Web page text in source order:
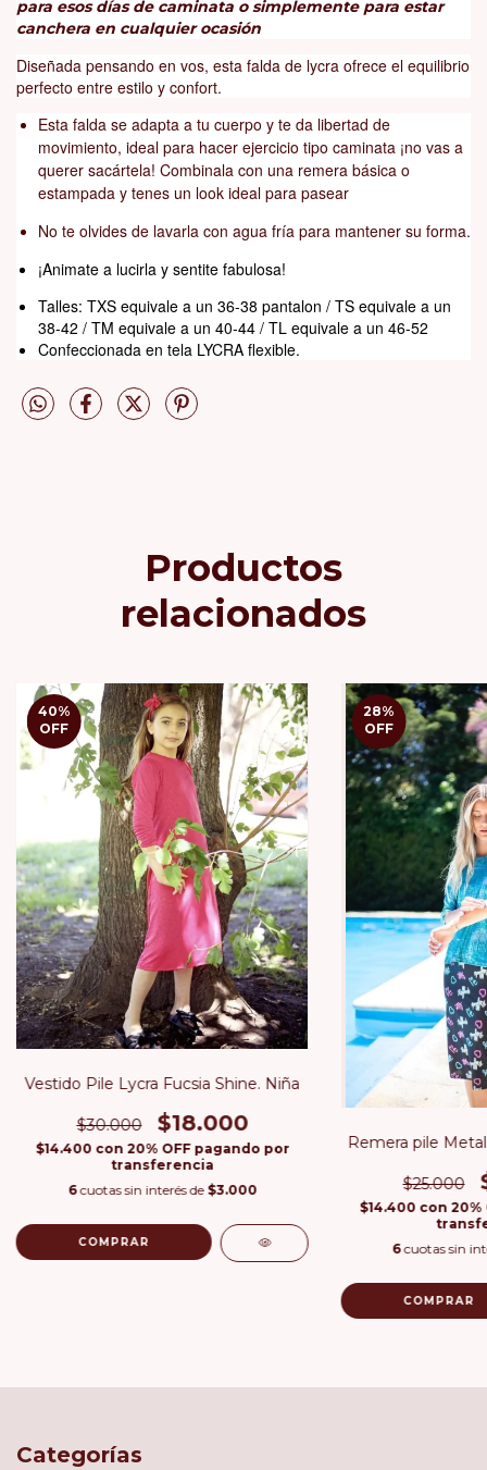
para esos días de caminata o simplemente para estar
canchera en cualquier ocasión
Diseñada pensando en vos, esta falda de lycra ofrece el equilibrio
perfecto entre estilo y confort.
Esta falda se adapta a tu cuerpo y te da libertad de
movimiento, ideal para hacer ejercicio tipo caminata ¡no vas a
querer sacártela! Combinala con una remera básica o
estampada y tenes un look ideal para pasear
No te olvides de lavarla con agua fría para mantener su forma.
¡Animate a lucirla y sentite fabulosa!
Talles: TXS equivale a un 36-38 pantalon / TS equivale a un
38-42 / TM equivale a un 40-44 / TL equivale a un 46-52
Confeccionada en tela LYCRA flexible.
Productos
relacionados
40%
OFF
Vestido Pile Lycra Fucsia Shine. Niña
$30.000 $18.000
$14.400 con 20% OFF pagando por
transferencia
6 cuotas sin interés de $3.000
COMPRAR
28%
OFF
Remera pile
$25.000
$14.400 con 20%
6 cuotas sin
COMPRAR
Categorías